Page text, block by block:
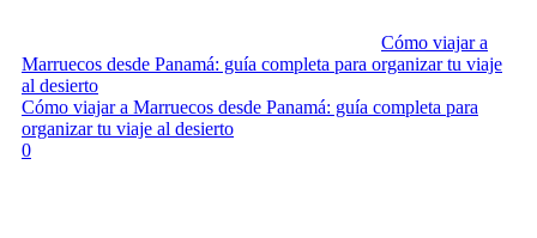
Cómo viajar a
Marruecos desde Panamá: guía completa para organizar tu viaje
al desierto
Cómo viajar a Marruecos desde Panamá: guía completa para
organizar tu viaje al desierto
0